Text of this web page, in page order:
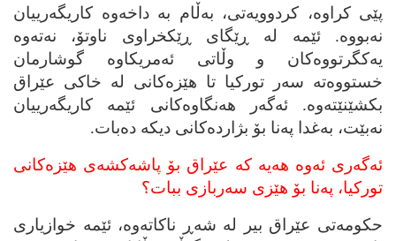
پێی کراوه‌، کردوویه‌تی، به‌ڵام به‌ داخه‌وه‌ کاریگه‌رییان
نه‌بووه‌. ئێمه‌ له‌ ڕێگای ڕێکخراوی ناوتۆ، نه‌ته‌وه‌
یه‌کگرتووه‌کان و وڵاتی ئه‌مریکاوه‌ گوشارمان
خستووه‌ته‌ سه‌ر تورکیا تا هێزه‌کانی له‌ خاکی عێراق
بکشێنێته‌وه‌. ئه‌گه‌ر هه‌نگاوه‌کانی ئێمه‌ کاریگه‌رییان
نه‌بێت، به‌غدا په‌نا بۆ بژارده‌کانی دیکه‌ ده‌بات.
ئه‌گه‌ری ئه‌وه‌ هه‌یه‌ که‌ عێراق بۆ پاشه‌کشه‌ی هێزه‌کانی
تورکیا، په‌نا بۆ هێزی سه‌ربازی ببات؟
حکومه‌تی عێراق بیر له‌ شه‌ڕ ناکاته‌وه‌، ئێمه‌ خوازیاری